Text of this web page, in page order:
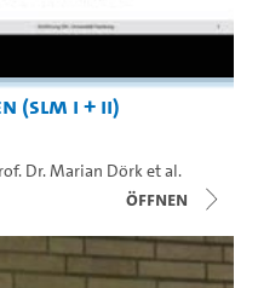
(SLM I + II)
Dr. Marian Dörket al.
Öffnen